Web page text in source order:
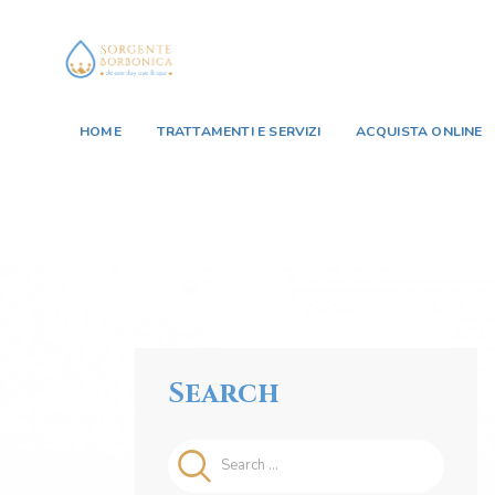
HOME TRATTAMENTI E SERVIZI ACQUISTA ONLINE
Search
Search